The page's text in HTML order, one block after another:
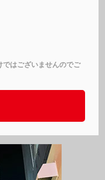
ではございませんのでご